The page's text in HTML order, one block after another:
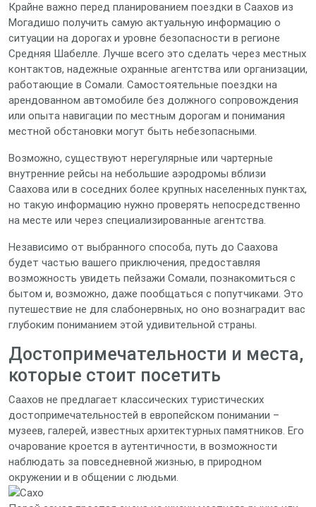
Крайне важно перед планированием поездки в Саахов из
Могадишо получить самую актуальную информацию о
ситуации на дорогах и уровне безопасности в регионе
Средняя Шабелле. Лучше всего это сделать через местных
контактов, надежные охранные агентства или организации,
работающие в Сомали. Самостоятельные поездки на
арендованном автомобиле без должного сопровождения
или опыта навигации по местным дорогам и понимания
местной обстановки могут быть небезопасными.
Возможно, существуют нерегулярные или чартерные
внутренние рейсы на небольшие аэродромы вблизи
Саахова или в соседних более крупных населенных пунктах,
но такую информацию нужно проверять непосредственно
на месте или через специализированные агентства.
Независимо от выбранного способа, путь до Саахова
будет частью вашего приключения, предоставляя
возможность увидеть пейзажи Сомали, познакомиться с
бытом и, возможно, даже пообщаться с попутчиками. Это
путешествие не для слабонервных, но оно вознаградит вас
глубоким пониманием этой удивительной страны.
Достопримечательности и места,
которые стоит посетить
Саахов не предлагает классических туристических
достопримечательностей в европейском понимании –
музеев, галерей, известных архитектурных памятников. Его
очарование кроется в аутентичности, в возможности
наблюдать за повседневной жизнью, в природном
окружении и в общении с людьми.